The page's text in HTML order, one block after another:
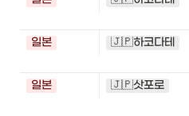
일본 🇯🇵하코다테
일본 🇯🇵삿포로